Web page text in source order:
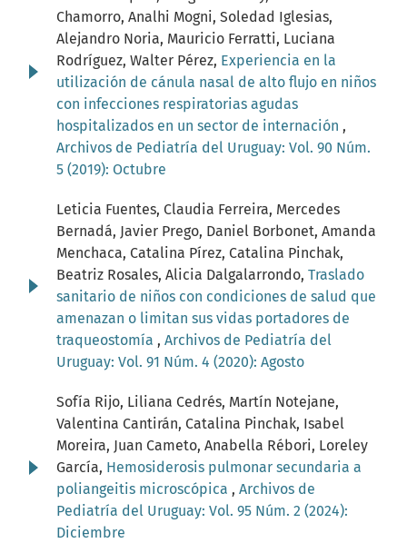
Chamorro, Analhi Mogni, Soledad Iglesias,
Alejandro Noria, Mauricio Ferratti, Luciana
Rodríguez, Walter Pérez, Experiencia en la
utilización de cánula nasal de alto flujo en niños
con infecciones respiratorias agudas
hospitalizados en un sector de internación ,
Archivos de Pediatría del Uruguay: Vol. 90 Núm.
5 (2019): Octubre
Leticia Fuentes, Claudia Ferreira, Mercedes
Bernadá, Javier Prego, Daniel Borbonet, Amanda
Menchaca, Catalina Pírez, Catalina Pinchak,
Beatriz Rosales, Alicia Dalgalarrondo, Traslado
sanitario de niños con condiciones de salud que
amenazan o limitan sus vidas portadores de
traqueostomía , Archivos de Pediatría del
Uruguay: Vol. 91 Núm. 4 (2020): Agosto
Sofía Rijo, Liliana Cedrés, Martín Notejane,
Valentina Cantirán, Catalina Pinchak, Isabel
Moreira, Juan Cameto, Anabella Rébori, Loreley
García, Hemosiderosis pulmonar secundaria a
poliangeitis microscópica , Archivos de
Pediatría del Uruguay: Vol. 95 Núm. 2 (2024):
Diciembre